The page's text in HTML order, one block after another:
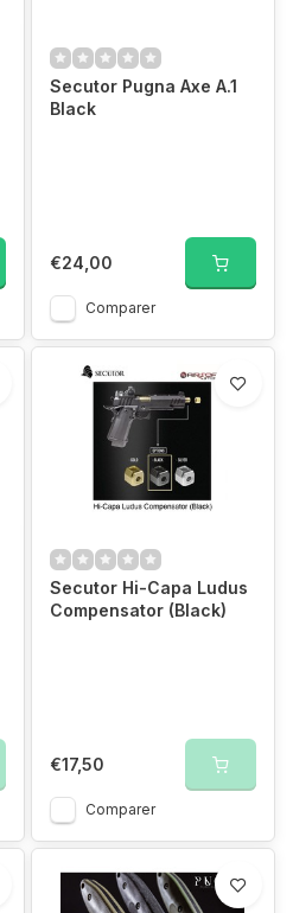
Secutor Pugna Axe A.1
Black
€24,00
Comparer
Secutor Hi-Capa Ludus
Compensator (Black)
€17,50
Comparer